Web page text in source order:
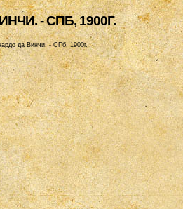
- СПБ, 1900Г.
да Винчи. - СПб, 1900г.